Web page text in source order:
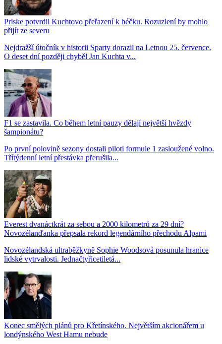
Priske potvrdil Kuchtovo přeřazení k béčku. Rozuzlení by mohlo
přijít ze severu
Nejdražší útočník v historii Sparty dorazil na Letnou 25. července.
O deset dní později chyběl Jan Kuchta v...
F1 se zastavila. Co během letní pauzy dělají největší hvězdy
šampionátu?
Po první polovině sezony dostali piloti formule 1 zasloužené volno.
Třítýdenní letní přestávka přerušila...
Everest dvanáctkrát za sebou a 2000 kilometrů za 29 dní?
Novozélanďanka přepsala rekord legendárního přechodu Alpami
Novozélandská ultraběžkyně Sophie Woodsová posunula hranice
lidské vytrvalosti. Jednačtyřicetiletá...
Konec smělých plánů pro Křetínského. Největším akcionářem u
londýnského West Hamu nebude